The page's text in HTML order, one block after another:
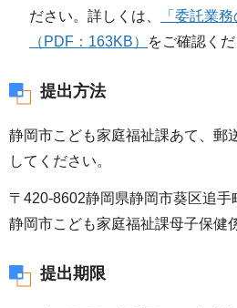
ださい。詳しくは、
「委託業
（PDF：163KB）
をご確認くだ
提出方法
静岡市こども家庭福祉課あて、郵
してください。
〒420-8602静岡県静岡市葵区追
静岡市こども家庭福祉課母子保健
提出期限